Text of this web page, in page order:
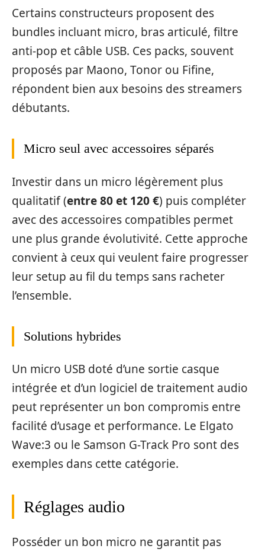
Certains constructeurs proposent des
bundles incluant micro, bras articulé, filtre
anti-pop et câble USB. Ces packs, souvent
proposés par Maono, Tonor ou Fifine,
répondent bien aux besoins des streamers
débutants.
Micro seul avec accessoires séparés
Investir dans un micro légèrement plus
qualitatif (entre 80 et 120 €) puis compléter
avec des accessoires compatibles permet
une plus grande évolutivité. Cette approche
convient à ceux qui veulent faire progresser
leur setup au fil du temps sans racheter
l’ensemble.
Solutions hybrides
Un micro USB doté d’une sortie casque
intégrée et d’un logiciel de traitement audio
peut représenter un bon compromis entre
facilité d’usage et performance. Le Elgato
Wave:3 ou le Samson G-Track Pro sont des
exemples dans cette catégorie.
Réglages audio
Posséder un bon micro ne garantit pas